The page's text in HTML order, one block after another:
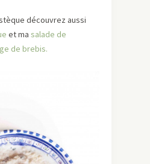
découvrez aussi
et ma salade de
de brebis.